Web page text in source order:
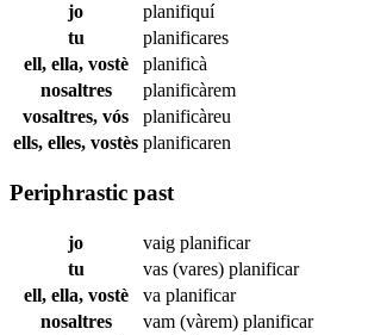
jo
planifiquí
tu
planificares
ell, ella, vostè
planificà
nosaltres
planificàrem
vosaltres, vós
planificàreu
ells, elles, vostès planificaren
Periphrastic past
jo vaig planificar
tu
vas (vares) planificar
ell, ella, vostè
va planificar
nosaltres
vam (vàrem) planificar